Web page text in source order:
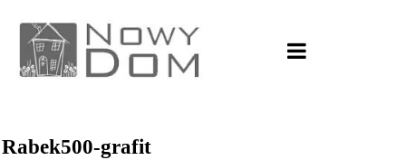
Rabek500-grafit